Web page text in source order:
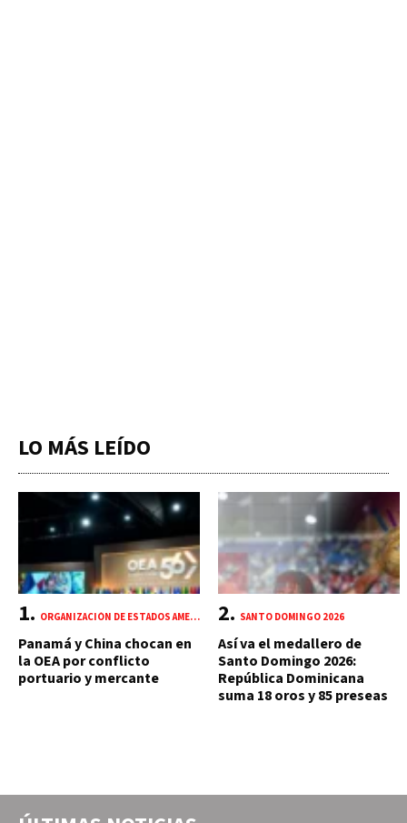
LO MÁS LEÍDO
ORGANIZACIÓN DE ESTADOS AMERICANOS (OEA)
Panamá y China chocan en
la OEA por conflicto
portuario y mercante
SANTO DOMINGO 2026
Así va el medallero de
Santo Domingo 2026:
República Dominicana
suma 18 oros y 85 preseas